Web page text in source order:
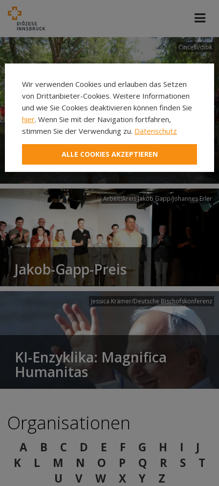
Cincelli/dibk
Neuer Pilgerweg Via
Laudato si’
Arbeitskreis Jakob Gapp/Johannes Erler
Jakob-Gapp-Preis
Jessica Krämer/Deutsche Bischofskonferenz
KI-Enzyklika: Magnifica
Humanitas
Organisationen
A B C D E F G H I
J
K
L M N O P Q R S
T
U
V W X Y Z
Wir verwenden Cookies und erlauben das Setzen
von Drittanbieter-Cookies. Weitere Informationen
und wie Sie Cookies deaktivieren können finden Sie
hier. Wenn Sie mit der Navigation fortfahren,
stimmen Sie der Verwendung zu. Datenschutz
ALLE COOKIES AKZEPTIEREN